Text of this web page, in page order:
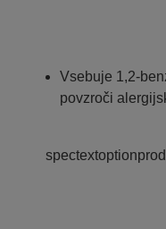
Vsebuje 1,2-
povzroči